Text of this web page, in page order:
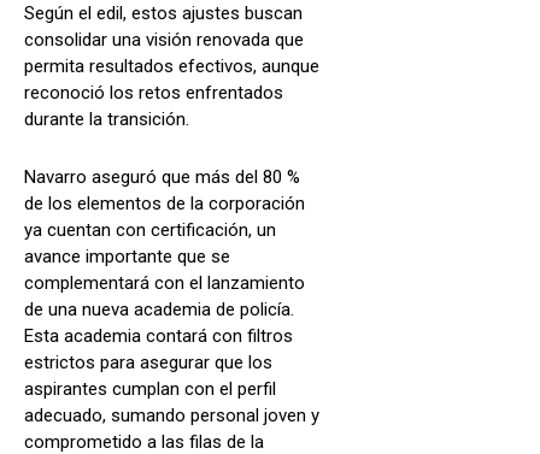
Según el edil, estos ajustes buscan
consolidar una visión renovada que
permita resultados efectivos, aunque
reconoció los retos enfrentados
durante la transición.
Navarro aseguró que más del 80 %
de los elementos de la corporación
ya cuentan con certificación, un
avance importante que se
complementará con el lanzamiento
de una nueva academia de policía.
Esta academia contará con filtros
estrictos para asegurar que los
aspirantes cumplan con el perfil
adecuado, sumando personal joven y
comprometido a las filas de la